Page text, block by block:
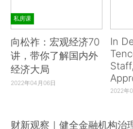
私房课
向松祚：宏观经济70
讲，带你了解国内外
经济大局
2022年04月06日
In
2022年
财新观察｜健全金融机构治